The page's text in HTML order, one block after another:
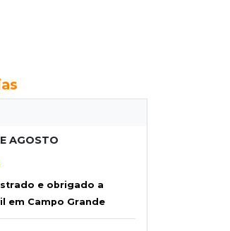
AGOSTO
e obrigado a
em Campo Grande